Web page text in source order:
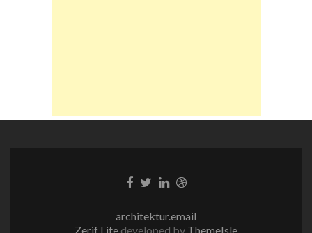
Facebook-
Twitter-
LinkedIn-
Dribble-
architektur.email
Zerif Lite developed by ThemeIsle